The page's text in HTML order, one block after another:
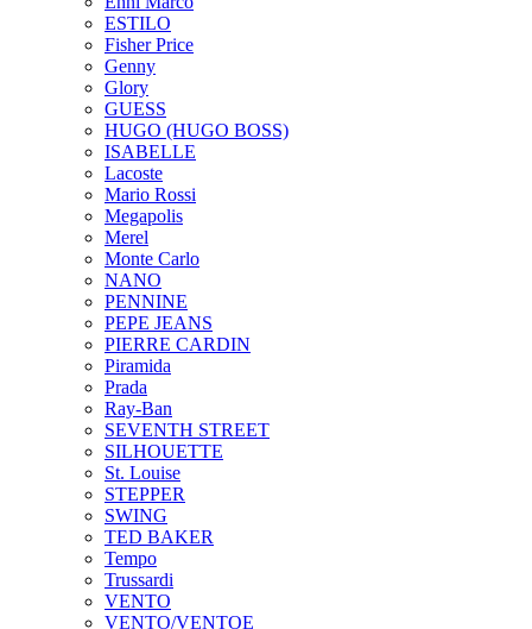
ESTILO
Fisher Price
Genny
Glory
GUESS
HUGO (HUGO BOSS)
ISABELLE
Lacoste
Mario Rossi
Megapolis
Merel
Monte Carlo
NANO
PENNINE
PEPE JEANS
PIERRE CARDIN
Piramida
Prada
Ray-Ban
SEVENTH STREET
SILHOUETTE
St. Louise
STEPPER
SWING
TED BAKER
Tempo
Trussardi
VENTO
VENTO/VENTOE